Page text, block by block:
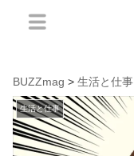
BUZZmag > 生活と仕事
生活と仕事